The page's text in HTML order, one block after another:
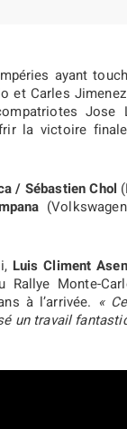
ayant
et Carles
Jose
la victoire
/ Sébastien Chol
Luis Climent
Monte-
à l’arrivée. «
un travail